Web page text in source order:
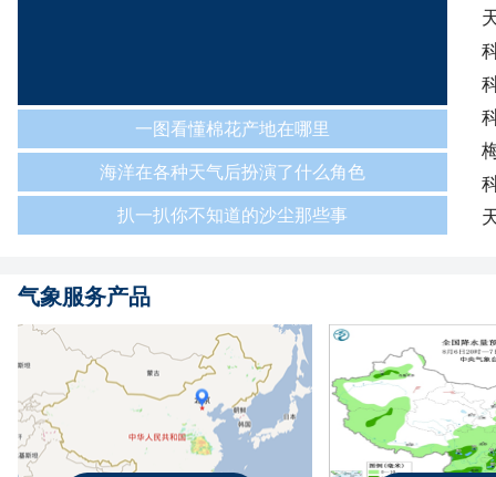
一图看懂棉花产地在哪里
海洋在各种天气后扮演了什么角色
扒一扒你不知道的沙尘那些事
气象服务产品